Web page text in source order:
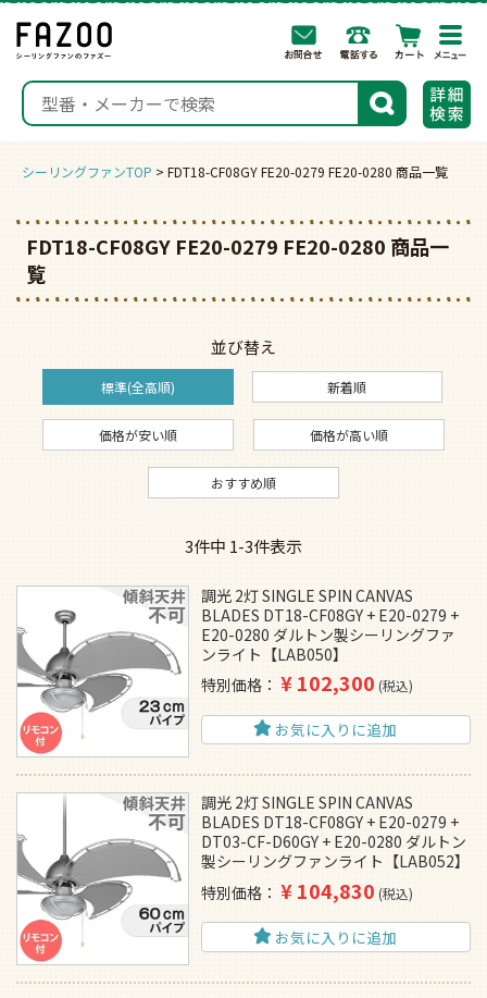
検索
シーリングファンTOP FDT18-CF08GY FE20-0279 FE20-0280 商品一覧
FDT18-CF08GY FE20-0279 FE20-0280 商品一
覧
並び替え
標準(全高順) 新着順
価格が安い順 価格が高い順
おすすめ順
3件中 1-3件表示
調光 2灯 SINGLE SPIN CANVAS
BLADES DT18-CF08GY + E20-0279 +
E20-0280 ダルトン製シーリングファ
ンライト【LAB050】
特別価格
¥102,300 税込
お気に入りに追加
調光 2灯 SINGLE SPIN CANVAS
BLADES DT18-CF08GY + E20-0279 +
DT03-CF-D60GY + E20-0280 ダルトン
製シーリングファンライト【LAB052】
特別価格
¥104,830 税込
お気に入りに追加